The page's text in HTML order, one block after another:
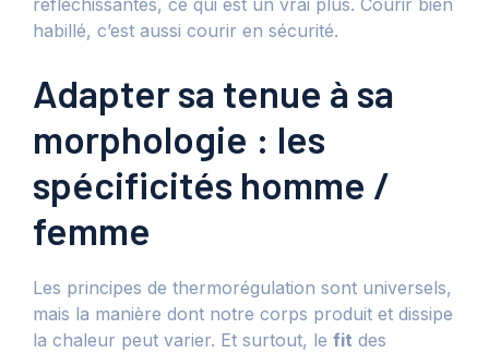
habillé, c’est aussi courir en sécurité.
Adapter sa tenue à sa
morphologie : les
spécificités homme /
femme
Les principes de thermorégulation sont universels,
mais la manière dont notre corps produit et dissipe
la chaleur peut varier. Et surtout, le fit des